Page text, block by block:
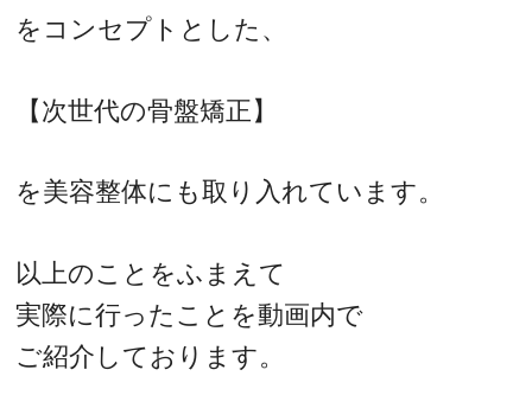
をコンセプトとした、
【次世代の骨盤矯正】
を美容整体にも取り入れています。
以上のことをふまえて
実際に行ったことを動画内で
ご紹介しております。